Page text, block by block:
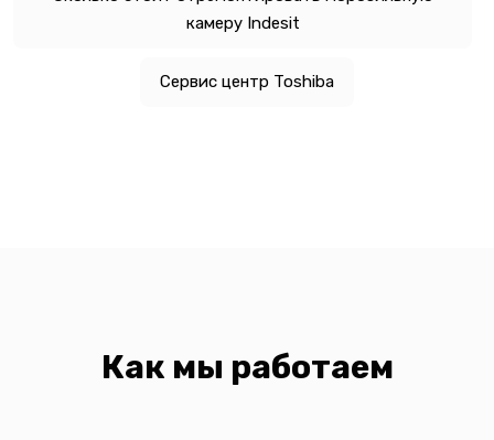
камеру Indesit
Сервис центр Toshiba
Как мы работаем